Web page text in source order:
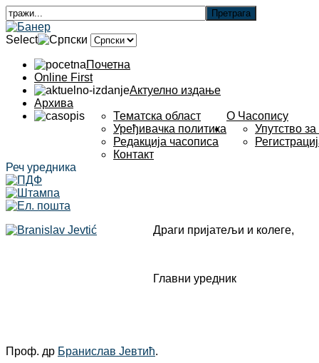
Select
Почетна
Online First
Актуелно издање
Архива
О Часопису
Тематска област
Уређивачка политика
Редакција часописа
Контакт
Упутство
Реч уредника
Драги пријатељи и колеге,
Главни уредник
Проф. др Бранислав Јевтић.